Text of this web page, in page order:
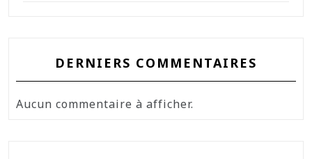
DERNIERS COMMENTAIRES
Aucun commentaire à afficher.